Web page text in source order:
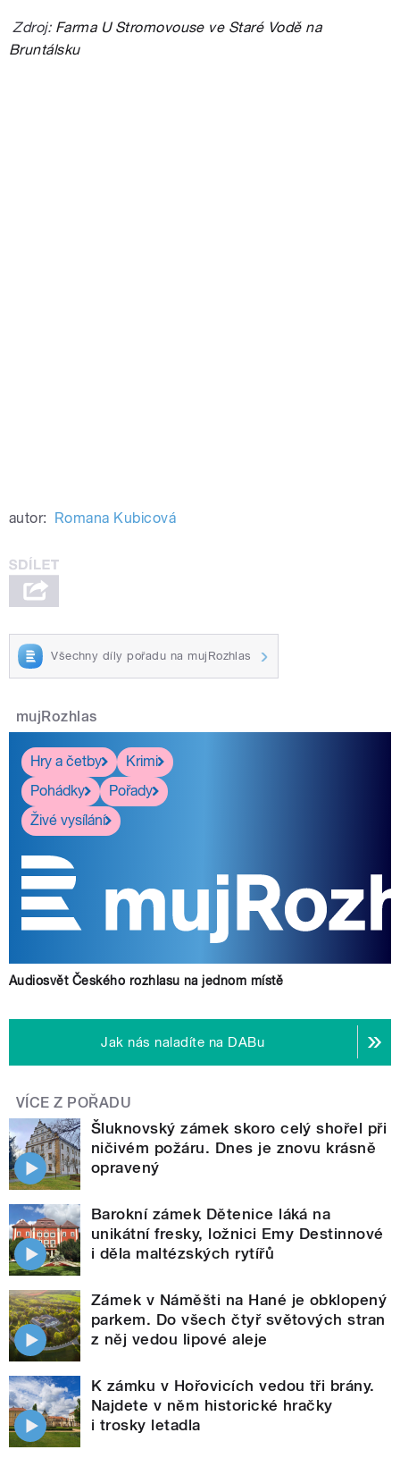
Zdroj: Farma U Stromovouse ve Staré Vodě na
Bruntálsku
autor: Romana Kubicová
Všechny díly pořadu na mujRozhlas
mujRozhlas
Hry a četby
Krimi
Pohádky
Pořady
Živé vysílání
Audiosvět Českého rozhlasu na jednom místě
Jak nás naladíte na DABu
VÍCE Z POŘADU
Šluknovský zámek skoro celý shořel při
ničivém požáru. Dnes je znovu krásně
opravený
Barokní zámek Dětenice láká na
unikátní fresky, ložnici Emy Destinnové
i děla maltézských rytířů
Zámek v Náměšti na Hané je obklopený
parkem. Do všech čtyř světových stran
z něj vedou lipové aleje
K zámku v Hořovicích vedou tři brány.
Najdete v něm historické hračky
i trosky letadla